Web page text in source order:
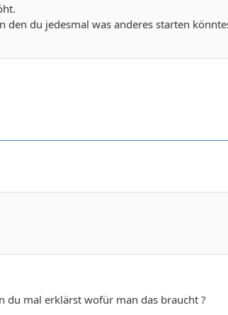
den du jedesmal was anderes starten
du mal erklärst wofür man das braucht ?